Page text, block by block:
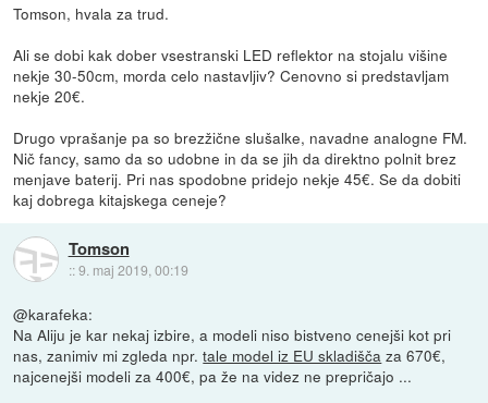
Tomson, hvala za trud.
Ali se dobi kak dober vsestranski LED reflektor na stojalu višine
nekje 30-50cm, morda celo nastavljiv? Cenovno si predstavljam
nekje 20€.
Drugo vprašanje pa so brezžične slušalke, navadne analogne FM.
Nič fancy, samo da so udobne in da se jih da direktno polnit brez
menjave baterij. Pri nas spodobne pridejo nekje 45€. Se da dobiti
kaj dobrega kitajskega ceneje?
Tomson
::9. maj 2019, 00:19
@karafeka:
Na Aliju je kar nekaj izbire, a modeli niso bistveno cenejši kot pri
nas, zanimiv mi zgleda npr.tale model iz EU skladišča za 670€,
najcenejši modeli za 400€, pa že na videz ne prepričajo ...